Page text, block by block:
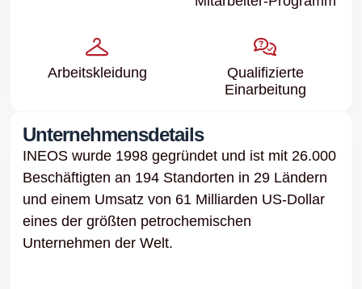
Arbeits­kleidung
Qualifizierte
Einarbeitung
Unternehmensdetails
INEOS wurde 1998 gegründet und ist mit 26.000
Beschäftigten an 194 Standorten in 29 Ländern
und einem Umsatz von 61 Milliarden US-Dollar
eines der größten petrochemischen
Unternehmen der Welt.